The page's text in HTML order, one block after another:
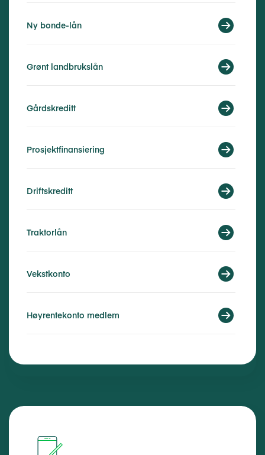
Ny bonde-lån
Grønt landbrukslån
Gårdskreditt
Prosjektfinansiering
Driftskreditt
Traktorlån
Vekstkonto
Høyrentekonto medlem